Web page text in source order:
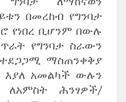
በመረከብ የግንባታ
የነበረ ቢሆንም በውሉ
የግንባታ ስራውን
ማስጠንቀቅያ
እያለ አመልካች ውሉን
ለአምስት ሕንፃዎች/